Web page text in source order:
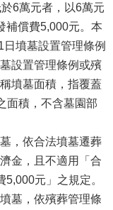
6萬元者，以6萬元
補償費5,000元。本
墳墓設置管理條例
設置管理條例或殯
墳墓面積，指覆蓋
面積，不含墓園部
，依合法墳墓遷葬
金，且不適用「合
元」之規定。
墓，依殯葬管理條